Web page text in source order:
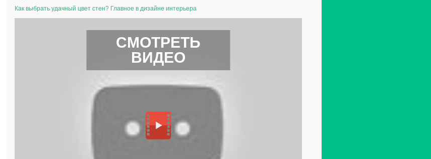
Как выбрать удачный цвет стен? Главное в дизайне интерьера
СМОТРЕТЬ
ВИДЕО